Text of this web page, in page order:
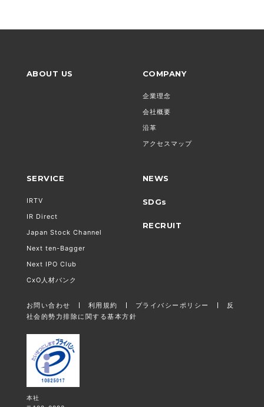
ABOUT US COMPANY
企業理念
会社概要
沿革
アクセスマップ
SERVICE
IRTV
IR Direct
Japan Stock Channel
Next ten-Bagger
Next IPO Club
CxO人材バンク
NEWS
SDGs
RECRUIT
お問い合わせ 利用規約 プライバシーポリシー
反
社会的勢力排除に関する基本方針
本社